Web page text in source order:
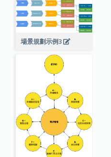
場景規劃示例3